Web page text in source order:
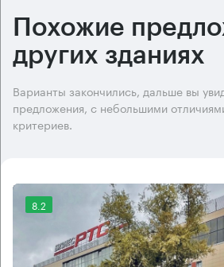
Похожие
других зданиях
Варианты закончились, дальше вы
предложения, с небольшими
критериев.
8.2